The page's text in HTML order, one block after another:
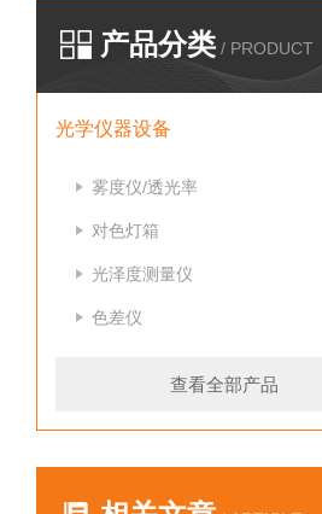
产品分类 / PRODUCT
光学仪器设备
雾度仪/透光率
对色灯箱
光泽度测量仪
色差仪
查看全部产品